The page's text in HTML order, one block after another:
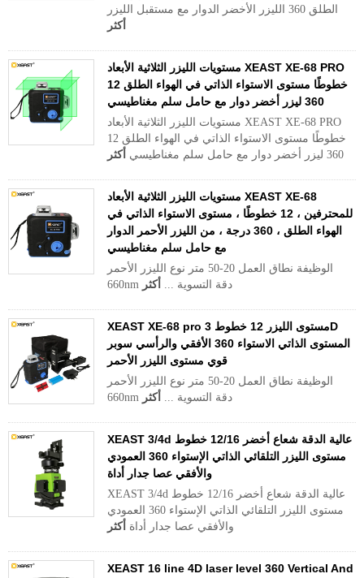
الطلق 360 الليزر الأخضر الدوار مع مستقبل الليزر
أكثر
مستويات الليزر الثلاثية الأبعاد XEAST XE-68 PRO
12 خطوطًا مستوى الاستواء الذاتي في الهواء الطلق
360 ليزر أخضر دوار مع حامل سلم مغناطيسي
مستويات الليزر الثلاثية الأبعاد XEAST XE-68 PRO
12 خطوطًا مستوى الاستواء الذاتي في الهواء الطلق
360 ليزر أخضر دوار مع حامل سلم مغناطيسي
أكثر
مستويات الليزر الثلاثية الأبعاد XEAST XE-68
للمحترفين ، 12 خطوطًا ، مستوى الاستواء الذاتي في
الهواء الطلق ، 360 درجة ، من الليزر الأحمر الدوار
مع حامل سلم مغناطيسي
الوظيفة نطاق العمل 20-50 متر نوع الليزر الأحمر
660nm دقة التسوية ... أكثر
XEAST XE-68 pro مستوى الليزر 12 خطوط 3D
المستوى الذاتي الاستواء 360 الأفقي والرأسي سوبر
قوي مستوى الليزر الأحمر
الوظيفة نطاق العمل 20-50 متر نوع الليزر الأحمر
660nm دقة التسوية ... أكثر
XEAST 3/4d عالية الدقة شعاع أخضر 12/16 خطوط
مستوى الليزر التلقائي الذاتي الإستواء 360 العمودي
والأفقي عصا جدار أداة
XEAST 3/4d عالية الدقة شعاع أخضر 12/16 خطوط
مستوى الليزر التلقائي الذاتي الإستواء 360 العمودي
والأفقي عصا جدار أداة أكثر
XEAST 16 line 4D laser level 360 Vertical And